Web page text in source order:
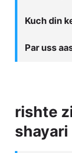
Kuch din
Par uss
rishte
shayari